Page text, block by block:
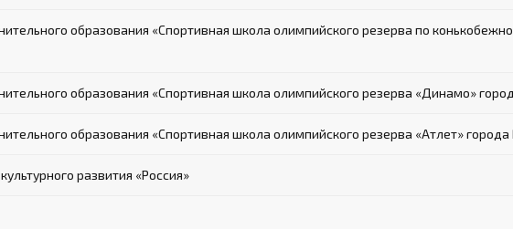
образования «Спортивная школа олимпийского резерва по
образования «Спортивная школа олимпийского резерва «Динамо»
образования «Спортивная школа олимпийского резерва «Атлет» города
развития «Россия»